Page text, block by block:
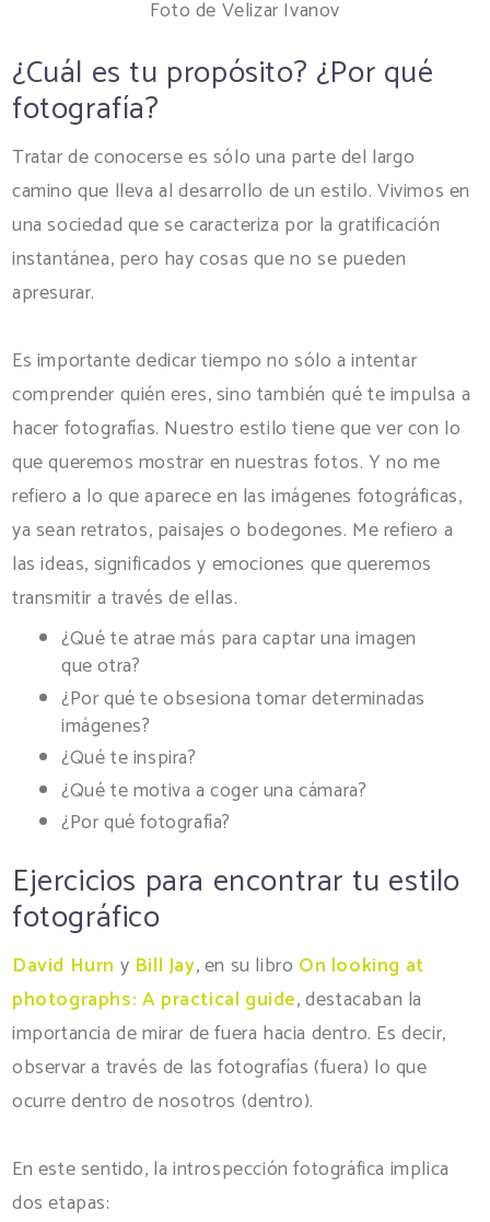
Foto de Velizar Ivanov
¿Cuál es tu propósito? ¿Por qué
fotografía?
Tratar de conocerse es sólo una parte del largo
camino que lleva al desarrollo de un estilo. Vivimos en
una sociedad que se caracteriza por la gratificación
instantánea, pero hay cosas que no se pueden
apresurar.
Es importante dedicar tiempo no sólo a intentar
comprender quién eres, sino también qué te impulsa a
hacer fotografías. Nuestro estilo tiene que ver con lo
que queremos mostrar en nuestras fotos. Y no me
refiero a lo que aparece en las imágenes fotográficas,
ya sean retratos, paisajes o bodegones. Me refiero a
las ideas, significados y emociones que queremos
transmitir a través de ellas.
¿Qué te atrae más para captar una imagen
que otra?
¿Por qué te obsesiona tomar determinadas
imágenes?
¿Qué te inspira?
¿Qué te motiva a coger una cámara?
¿Por qué fotografía?
Ejercicios para encontrar tu estilo
fotográfico
David Hurn y Bill Jay, en su libro On looking at
photographs: A practical guide, destacaban la
importancia de mirar de fuera hacia dentro. Es decir,
observar a través de las fotografías (fuera) lo que
ocurre dentro de nosotros (dentro).
En este sentido, la introspección fotográfica implica
dos etapas: